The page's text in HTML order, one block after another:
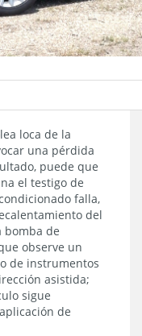
loca de la
una pérdida
puede que
el testigo de
falla,
del
bomba de
observe un
de instrumentos
asistida;
sigue
de